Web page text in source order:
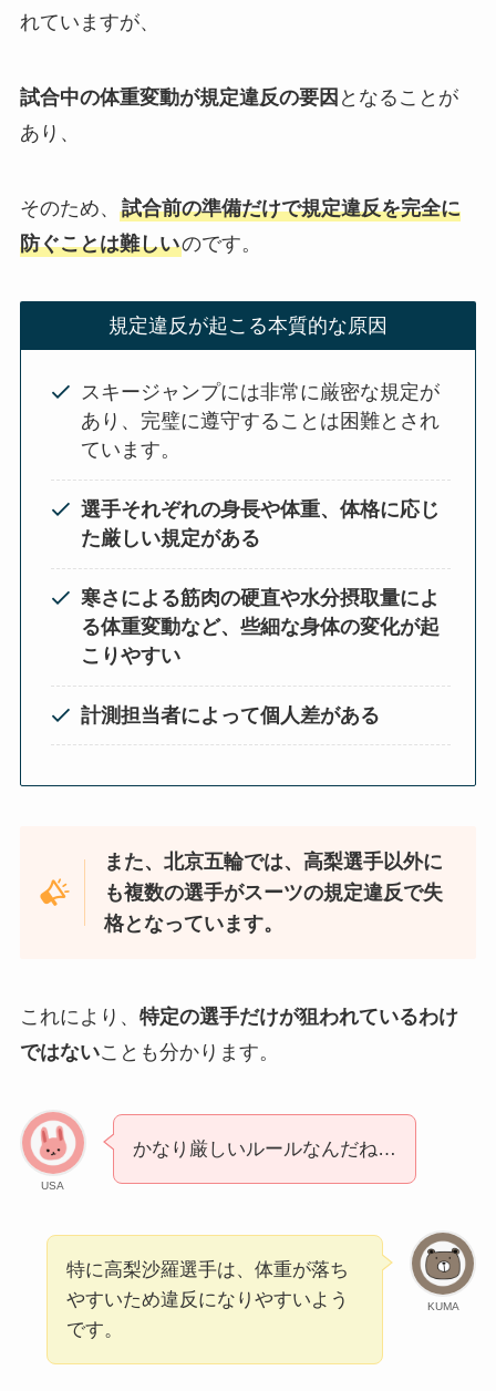
れていますが、
試合中の体重変動が規定違反の要因 となることが
あり、
そのため、 試合前の準備だけで規定違反を完全に
防ぐことは難しいのです。
規定違反が起こる本質的な原因
スキージャンプには非常に厳密な規定が
あり、完璧に遵守することは困難とされ
ています。
選手それぞれの身長や体重、体格に応じ
た厳しい規定がある
寒さによる筋肉の硬直や水分摂取量によ
る体重変動など、些細な身体の変化が起
こりやすい
計測担当者によって個人差がある
また、北京五輪では、高梨選手以外に
も複数の選手がスーツの規定違反で失
格となっています。
これにより、 特定の選手だけが狙われているわけ
ではないことも分かります。
USA
かなり厳しいルールなんだね…
KUMA
特に高梨沙羅選手は、体重が落ち
やすいため違反になりやすいよう
です。